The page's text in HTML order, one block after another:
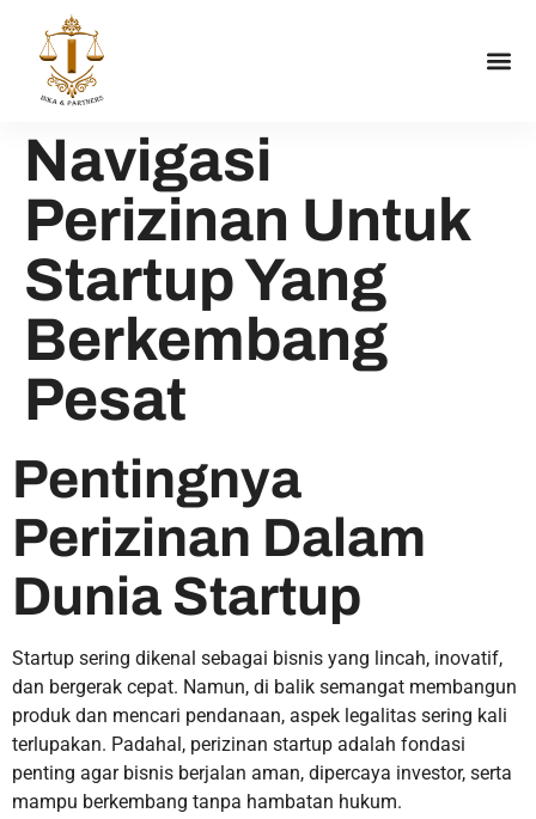
Navigasi
Perizinan Untuk
Startup Yang
Berkembang
Pesat
Pentingnya
Perizinan Dalam
Dunia Startup
Startup sering dikenal sebagai bisnis yang lincah, inovatif,
dan bergerak cepat. Namun, di balik semangat membangun
produk dan mencari pendanaan, aspek legalitas sering kali
terlupakan. Padahal, perizinan startup adalah fondasi
penting agar bisnis berjalan aman, dipercaya investor, serta
mampu berkembang tanpa hambatan hukum.